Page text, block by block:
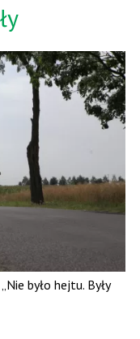
było hejtu. Były